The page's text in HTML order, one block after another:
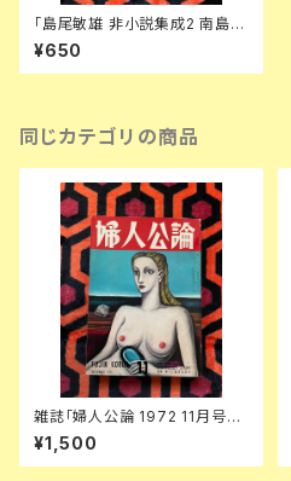
「島尾敏雄 非小説集成2 南島篇
2」初版 函入り 帯付き 冬樹社
奄美大島 ヤポネシア 琉球
¥650
同じカテゴリの商品
雑誌「婦人公論 1972 11月号」
表紙:金子國義 中央公論社 澁澤
龍彦 ダリ 後藤明生 倉橋由美子
中野良子
¥1,500